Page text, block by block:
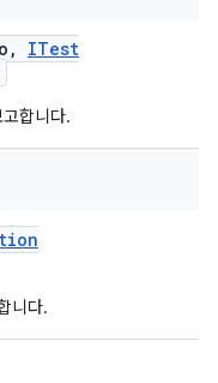
,
ITest
합니다.
니다.